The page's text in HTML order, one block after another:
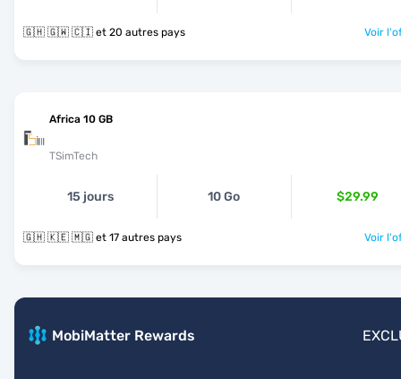
🇬🇭 🇬🇼 🇨🇮 et 20 autres pays Voir
Africa 10 GB
TSimTech
15 jours 10 Go $29.99
🇬🇭 🇰🇪 🇲🇬 et 17 autres pays Voir
MobiMatter Rewards